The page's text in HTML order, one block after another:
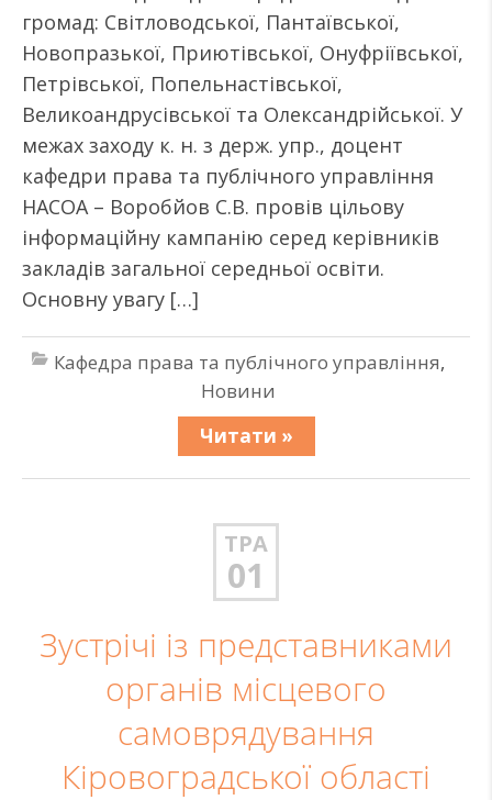
громад: Світловодської, Пантаївської,
Новопразької, Приютівської, Онуфріївської,
Петрівської, Попельнастівської,
Великоандрусівської та Олександрійської. У
межах заходу к. н. з держ. упр., доцент
кафедри права та публічного управління
НАСОА – Воробйов С.В. провів цільову
інформаційну кампанію серед керівників
закладів загальної середньої освіти.
Основну увагу […]
Кафедра права та публічного управління,
Новини
Читати »
ТРА
01
Зустрічі із представниками
органів місцевого
самоврядування
Кіровоградської області